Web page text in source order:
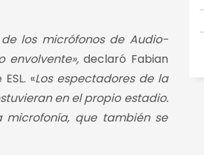
los micrófonos de Audio-
declaró Fabian
«Los espectadores de la
en el propio estadio.
microfonía, que también se